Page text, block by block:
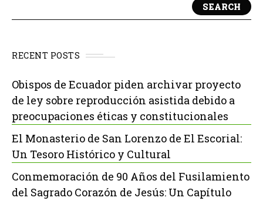
SEARCH
RECENT POSTS
Obispos de Ecuador piden archivar proyecto
de ley sobre reproducción asistida debido a
preocupaciones éticas y constitucionales
El Monasterio de San Lorenzo de El Escorial:
Un Tesoro Histórico y Cultural
Conmemoración de 90 Años del Fusilamiento
del Sagrado Corazón de Jesús: Un Capítulo